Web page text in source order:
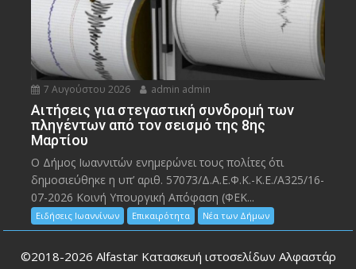
7 Αυγούστου 2026 admin admin
Αιτήσεις για στεγαστική συνδρομή των
πληγέντων από τον σεισμό της 8ης
Μαρτίου
Ο Δήμος Ιωαννιτών ενημερώνει τους πολίτες ότι
δημοσιεύθηκε η υπ’ αριθ. 57073/Δ.Α.Ε.Φ.Κ.-Κ.Ε./Α325/16-
07-2026 Κοινή Υπουργική Απόφαση (ΦΕΚ...
Ειδήσεις Ιωαννίνων Επικαιρότητα Νέα των Δήμων
©2018-2026 Alfastar Κατασκευή ιστοσελίδων Αλφαστάρ